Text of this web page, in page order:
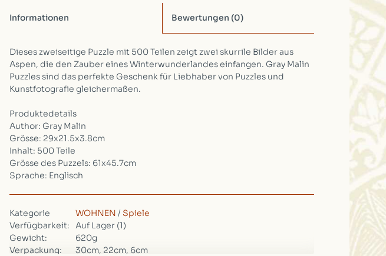
Informationen Bewertungen (0)
Dieses zweiseitige Puzzle mit 500 Teilen zeigt zwei skurrile Bilder aus
Aspen, die den Zauber eines Winterwunderlandes einfangen. Gray Malin
Puzzles sind das perfekte Geschenk für Liebhaber von Puzzles und
Kunstfotografie gleichermaßen.
Produktedetails
Author: Gray Malin
Grösse: 29x21.5x3.8cm
Inhalt: 500 Teile
Grösse des Puzzels: 61x45.7cm
Sprache: Englisch
Kategorie WOHNEN / Spiele
Verfügbarkeit:
Auf Lager (1)
Gewicht:
620g
Verpackung:
30cm, 22cm, 6cm